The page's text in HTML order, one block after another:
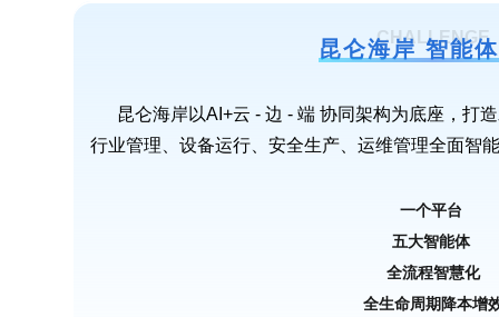
CHALLENGE
昆仑海岸 智能
昆仑海岸以AI+云 - 边 - 端 协同架构为底座，打
行业管理、设备运行、安全生产、运维管理全面智
一个平台
五大智能体
全流程智慧化
全生命周期降本增